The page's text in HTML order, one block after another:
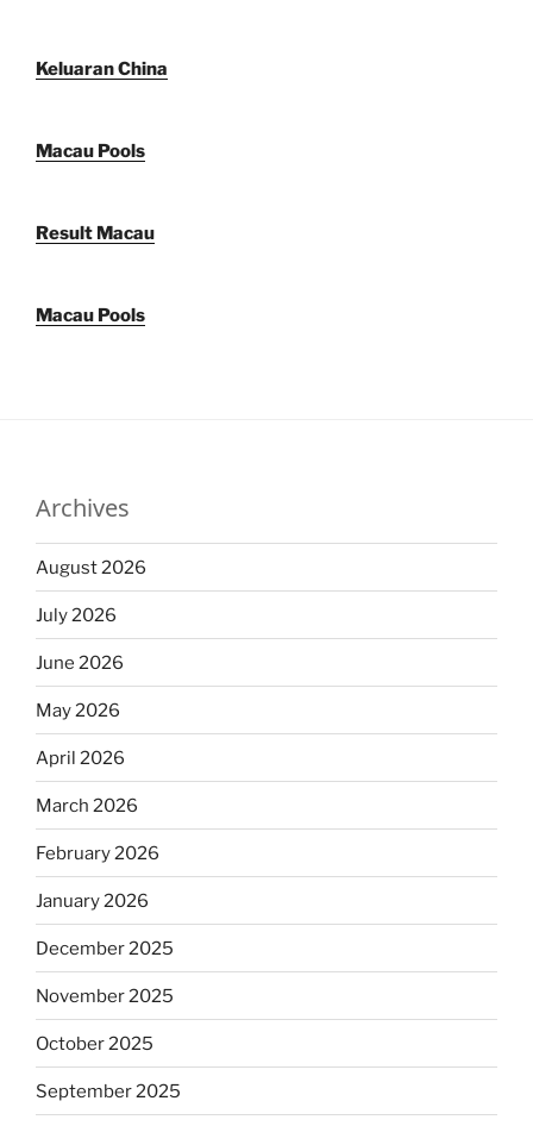
Keluaran China
Macau Pools
Result Macau
Macau Pools
Archives
August 2026
July 2026
June 2026
May 2026
April 2026
March 2026
February 2026
January 2026
December 2025
November 2025
October 2025
September 2025